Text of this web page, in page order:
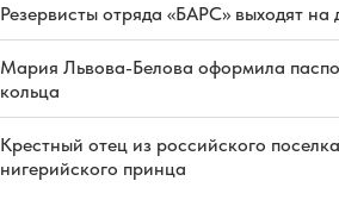
Резервисты отряда «БАРС» выходят на
Мария Львова-Белова оформила
кольца
Крестный отец из российского
нигерийского принца